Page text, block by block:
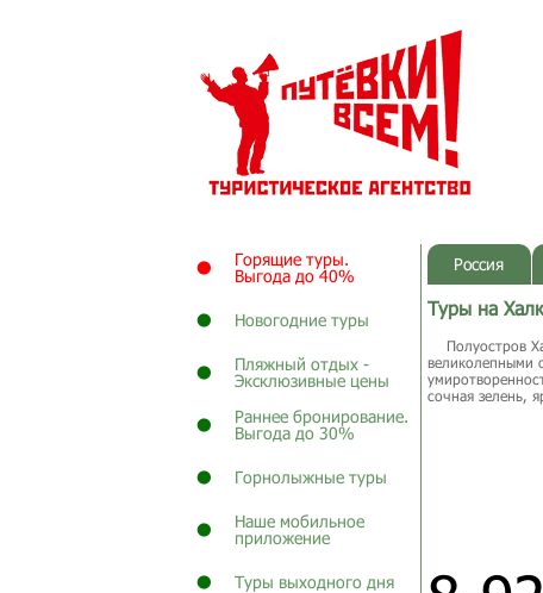
Горящие туры.
Выгода до 40%
Новогодние туры
Пляжный отдых -
Эксклюзивные цены
Раннее бронирование.
Выгода до 30%
Горнолыжные туры
Наше мобильное
приложение
Туры выходного дня
Россия
Туры на
Полуостров
великолепными
сочная зелень,